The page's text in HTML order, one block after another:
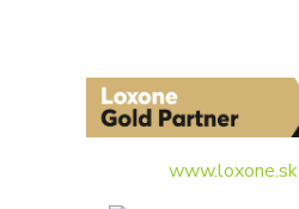
www.loxone.sk